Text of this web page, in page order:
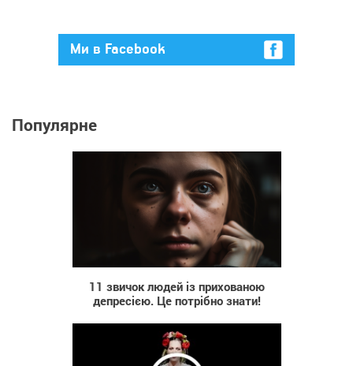
Ми в Facebook
Популярне
1 325
11 звичок людей із прихованою
депресією. Це потрібно знати!